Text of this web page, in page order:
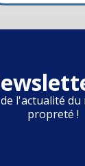
l'actualité du
propreté !